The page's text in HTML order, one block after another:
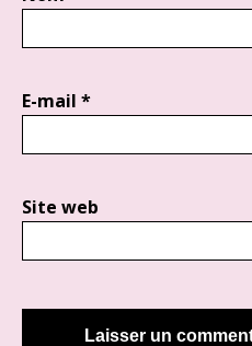
E-mail *
Site web